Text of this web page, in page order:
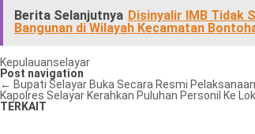
Berita Selanjutnya Disinyalir IMB Tidak
Bangunan di Wilayah Kecamatan
Kepulauanselayar
Post navigation
← Bupati Selayar Buka Secara Resmi
Kapolres Selayar Kerahkan Puluhan Personil Ke
TERKAIT